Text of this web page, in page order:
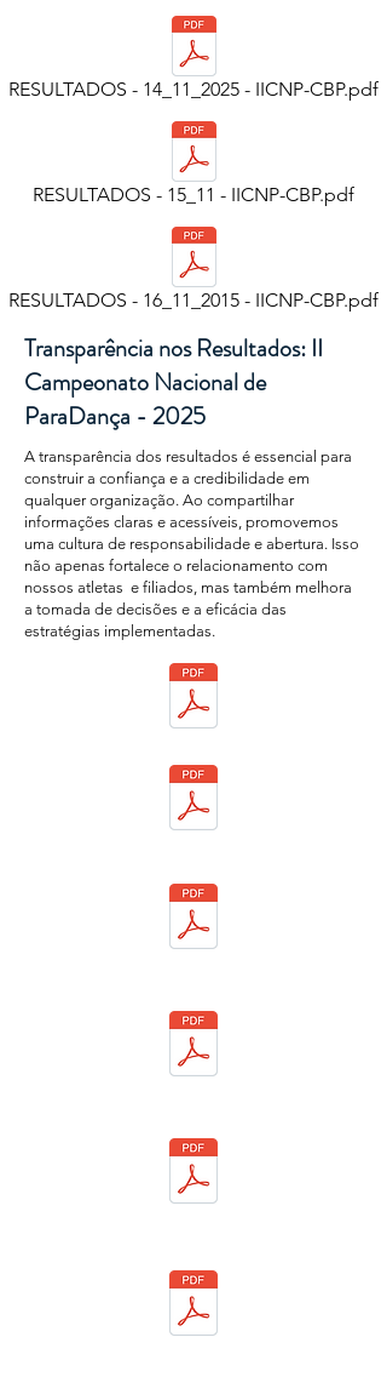
RESULTADOS - 14_11_2025 - IICNP-CBP.pdf
RESULTADOS - 15_11 - IICNP-CBP.pdf
RESULTADOS - 16_11_2015 - IICNP-CBP.pdf
Transparência nos Resultados: II
Campeonato Nacional de
ParaDança - 2025
A transparência dos resultados é essencial para
construir a confiança e a credibilidade em
qualquer organização. Ao compartilhar
informações claras e acessíveis, promovemos
uma cultura de responsabilidade e abertura. Isso
não apenas fortalece o relacionamento com
nossos atletas e filiados, mas também melhora
a tomada de decisões e a eficácia das
estratégias implementadas.